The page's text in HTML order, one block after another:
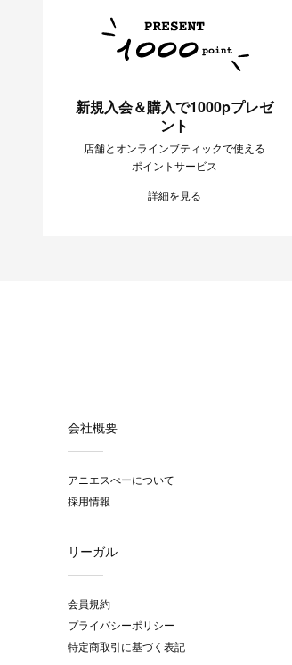
新規入会＆購入で1000pプレゼ
ント
店舗とオンラインブティックで使える
ポイントサービス
詳細を見る
会社概要
アニエスべーについて
採用情報
リーガル
会員規約
プライバシーポリシー
特定商取引に基づく表記